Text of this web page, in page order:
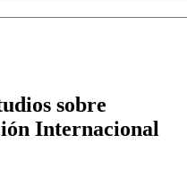
sobre
Internacional